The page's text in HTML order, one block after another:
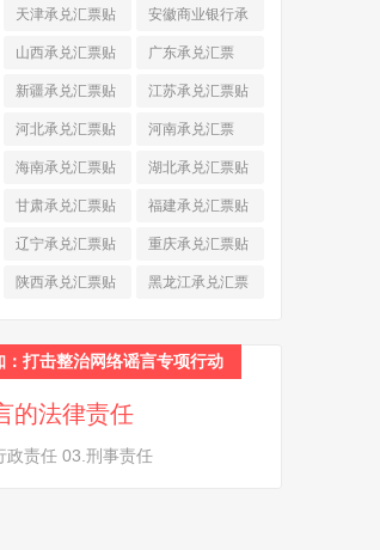
现(123)
(225)
天津承兑汇票贴
现(242)
安徽商业银行承
兑汇票 (565)
山西承兑汇票贴
现(463)
广东承兑汇票
(979)
新疆承兑汇票贴
现(264)
江苏承兑汇票贴
现(774)
河北承兑汇票贴
现(374)
河南承兑汇票
(518)
海南承兑汇票贴
现(145)
湖北承兑汇票贴
现(587)
甘肃承兑汇票贴
现(194)
福建承兑汇票贴
现(945)
辽宁承兑汇票贴
现(344)
重庆承兑汇票贴
现(232)
陕西承兑汇票贴
黑龙江承兑汇票
：打击整治网络谣言专项行动
的法律责任
政责任 03.刑事责任